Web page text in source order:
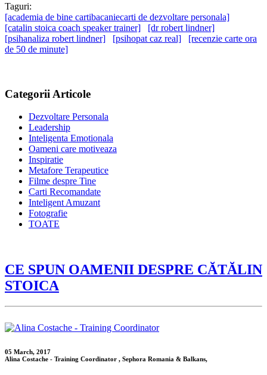
Taguri:
[academia de bine cartibacaniecarti de dezvoltare personala]
[catalin stoica coach speaker trainer]
[dr robert lindner]
[psihanaliza robert lindner]
[psihopat caz real]
[recenzie carte ora
de 50 de minute]
Categorii Articole
Dezvoltare Personala
Leadership
Inteligenta Emotionala
Oameni care motiveaza
Inspiratie
Metafore Terapeutice
Filme despre Tine
Carti Recomandate
Inteligent Amuzant
Fotografie
TOATE
CE SPUN OAMENII DESPRE CĂTĂLIN
STOICA
05 March, 2017
Alina Costache - Training Coordinator , Sephora Romania & Balkans,